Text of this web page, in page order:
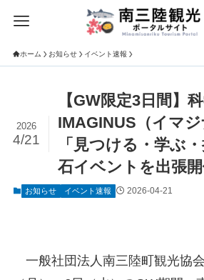
ホーム お知らせ イベント速報
【GW限定3日間】
IMAGINUS（イマ
「見つける・学ぶ
石イベントを出張
2026
4/21
お知らせ イベント速報 2026-04-21
一般社団法人南三陸町観光協